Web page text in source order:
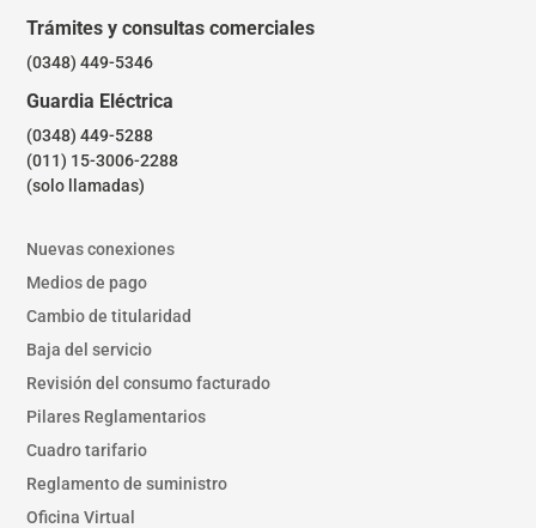
Trámites y consultas comerciales
(0348) 449-5346
Guardia Eléctrica
(0348) 449-5288
(011) 15-3006-2288
(solo llamadas)
Nuevas conexiones
Medios de pago
Cambio de titularidad
Baja del servicio
Revisión del consumo facturado
Pilares Reglamentarios
Cuadro tarifario
Reglamento de suministro
Oficina Virtual